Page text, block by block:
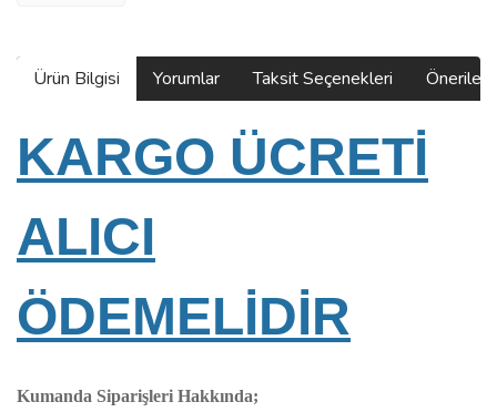
Ürün Bilgisi Yorumlar Taksit Seçenekleri
KARGO ÜCRETİ
ALICI
ÖDEMELİDİR
Kumanda Siparişleri Hakkında;